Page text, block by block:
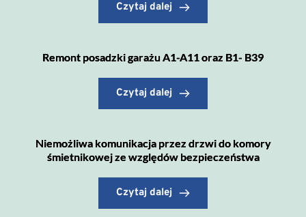
Czytaj dalej
Remont posadzki garażu A1-A11 oraz B1- B39
Czytaj dalej
Niemożliwa komunikacja przez drzwi do komory
śmietnikowej ze względów bezpieczeństwa
Czytaj dalej